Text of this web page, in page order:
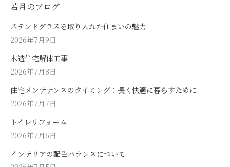
若月のブログ
ステンドグラスを取り入れた住まいの魅力
2026年7月9日
木造住宅解体工事
2026年7月8日
住宅メンテナンスのタイミング：長く快適に暮らすために
2026年7月7日
トイレリフォーム
2026年7月6日
インテリアの配色バランスについて